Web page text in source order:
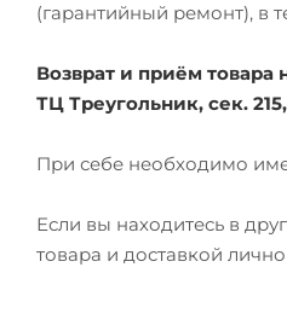
(гарантийный ремонт), в
Возврат и приём товара
ТЦ Треугольник, сек.
При себе необходимо
Если вы находитесь в
товара и доставкой